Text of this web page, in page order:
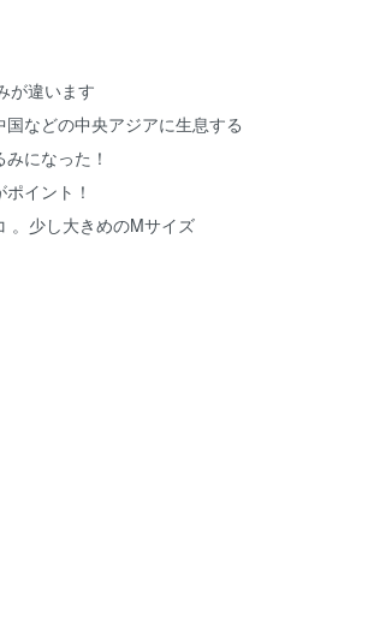
が違います
などの中央アジアに生息する
になった！
イント！
。少し大きめのMサイズ